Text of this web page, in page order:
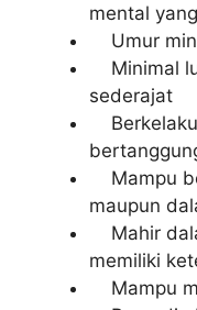
mental
Umur
Minimal
sederajat
Mampu
maupun
Mahir
memiliki
Mampu